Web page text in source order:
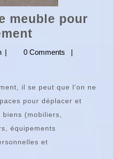
meuble pour
un
meuble
pour
son
admin
| 0 Comments
|
il se peut que l’on ne
pour déplacer et
biens (mobiliers,
équipements
et